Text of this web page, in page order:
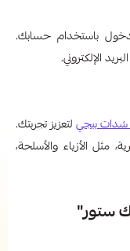
باستخدام حسابك.
الإلكتروني.
ببجي لتعزيز تجربتك.
الأزياء والأسلحة،
ستور"